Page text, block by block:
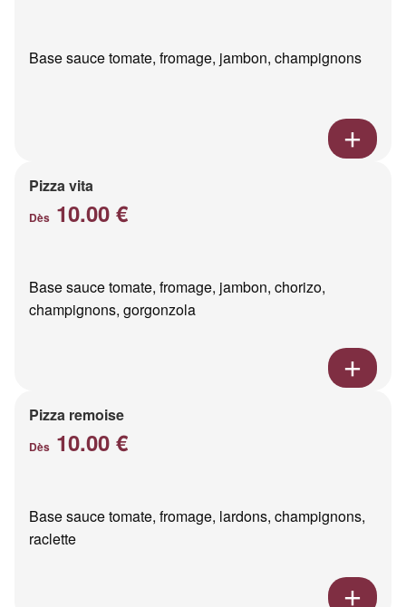
Base sauce tomate, fromage, jambon, champignons
Pizza vita
Dès 10.00 €
Base sauce tomate, fromage, jambon, chorizo,
champignons, gorgonzola
Pizza remoise
Dès 10.00 €
Base sauce tomate, fromage, lardons, champignons,
raclette